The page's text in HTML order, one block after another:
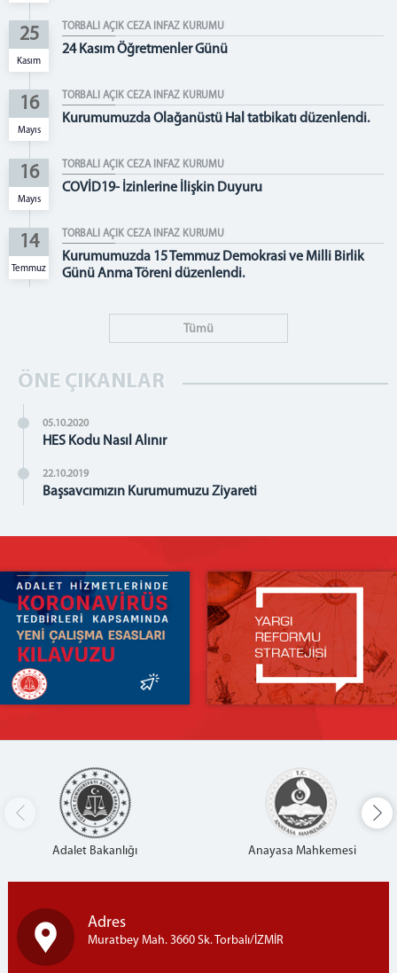
BÖLGE ADLİYE MAHKEMESİ TEMİZLİK İŞ KOLU
ÇAMAŞIR YIKAMA VE KURUTMA ATÖLYESİ
FOTOĞRAF ATÖLYESİ
GAZİEMİR BELEDİYE ATÖLYESİ
TORBALI BELEDİYE ATÖLYESİ
TORBALI ADLİYE KANTİNİ
TERZİ ATÖLYESİ
SEBZE ATÖLYESİ
BİRİMLER
BİLGİ İŞLEM
PERSONEL KALEMİ-MUTEMET
EĞİTİM BİRİMİ
İNFAZ KORUMA BAŞMEMURLUĞU
25
Kasım
TORBALI AÇIK CEZA İNFAZ KURUMU
24 Kasım Öğretmenler Günü
16
Mayıs
TORBALI AÇIK CEZA İNFAZ KURUMU
Kurumumuzda Olağanüstü Hal tatbikatı düzenlendi.
16
Mayıs
TORBALI AÇIK CEZA İNFAZ KURUMU
COVİD19- İzinlerine İlişkin Duyuru
14
Temmuz
TORBALI AÇIK CEZA İNFAZ KURUMU
Kurumumuzda 15 Temmuz Demokrasi ve Milli Birlik
Günü Anma Töreni düzenlendi.
Tümü
ÖNE ÇIKANLAR
05.10.2020
HES Kodu Nasıl Alınır
22.10.2019
Başsavcımızın Kurumumuzu Ziyareti
Adalet Bakanlığı Anayasa Mahkemesi
Adres
Muratbey Mah. 3660 Sk. Torbalı/İZMİR